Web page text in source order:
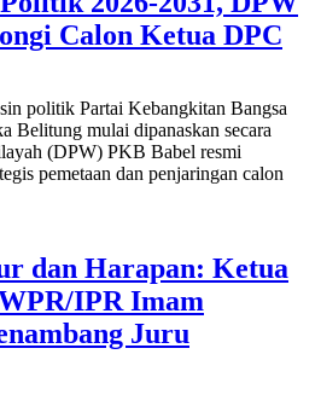
Calon Ketua DPC
politik Partai Kebangkitan Bangsa
Belitung mulai dipanaskan secara
(DPW) PKB Babel resmi
pemetaan dan penjaringan calon
dan Harapan: Ketua
IPR Imam
Juru